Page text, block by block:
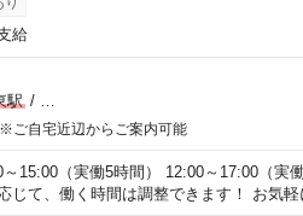
給
駅/
自宅近辺からご案内可能
15:00（実働5時間） 12:00～17:00（実
じて、働く時間は調整できます！ お気軽